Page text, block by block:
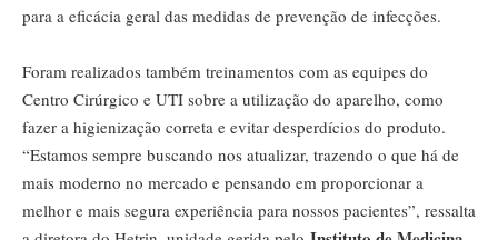
para a eficácia geral das medidas de prevenção de infecções.
Foram realizados também treinamentos com as equipes do
Centro Cirúrgico e UTI sobre a utilização do aparelho, como
fazer a higienização correta e evitar desperdícios do produto.
“Estamos sempre buscando nos atualizar, trazendo o que há de
mais moderno no mercado e pensando em proporcionar a
melhor e mais segura experiência para nossos pacientes”, ressalta